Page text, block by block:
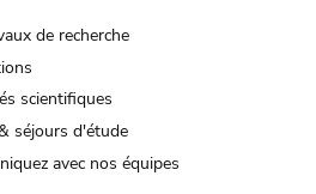
de recherche
scientifiques
séjours d'étude
avec nos équipes